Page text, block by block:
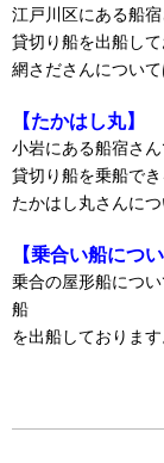
江戸川区にある船
貸切り船を出船して
網さださんについ
【たかはし丸】
小岩にある船宿さ
貸切り船を乗船でき
たかはし丸さんに
【乗合い船につい
乗合の屋形船につ
船
を出船しております